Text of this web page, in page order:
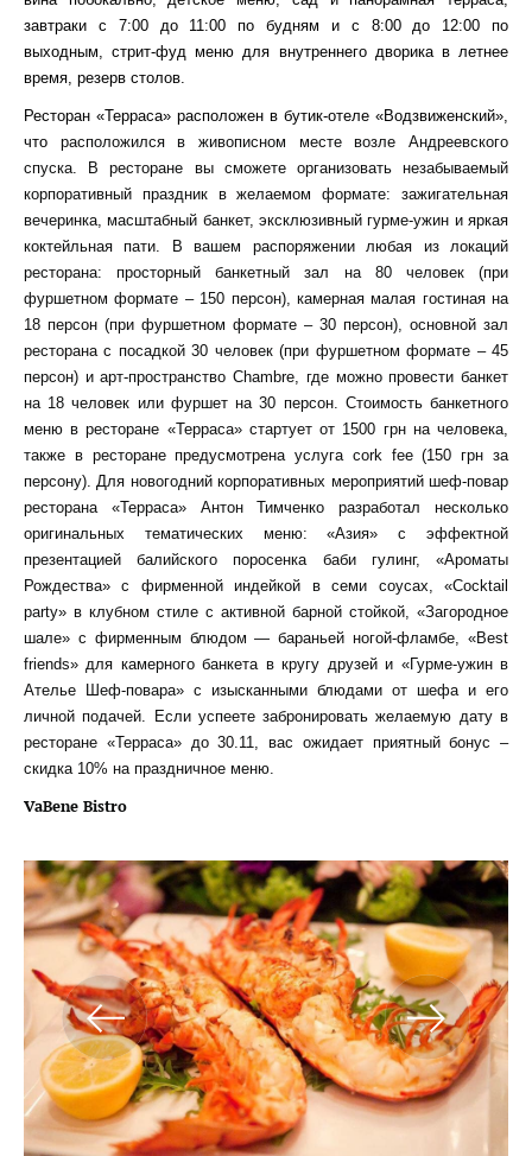
завтраки с 7:00 до 11:00 по будням и с 8:00 до 12:00 по
выходным, стрит-фуд меню для внутреннего дворика в летнее
время, резерв столов.
Ресторан «Терраса» расположен в бутик-отеле «Водзвиженский»,
что расположился в живописном месте возле Андреевского
спуска. В ресторане вы сможете организовать незабываемый
корпоративный праздник в желаемом формате: зажигательная
вечеринка, масштабный банкет, эксклюзивный гурме-ужин и яркая
коктейльная пати. В вашем распоряжении любая из локаций
ресторана: просторный банкетный зал на 80 человек (при
фуршетном формате – 150 персон), камерная малая гостиная на
18 персон (при фуршетном формате – 30 персон), основной зал
ресторана с посадкой 30 человек (при фуршетном формате – 45
персон) и арт-пространство Chambre, где можно провести банкет
на 18 человек или фуршет на 30 персон. Стоимость банкетного
меню в ресторане «Терраса» стартует от 1500 грн на человека,
также в ресторане предусмотрена услуга cork fee (150 грн за
персону). Для новогодний корпоративных мероприятий шеф-повар
ресторана «Терраса» Антон Тимченко разработал несколько
оригинальных тематических меню: «Азия» с эффектной
презентацией балийского поросенка баби гулинг, «Ароматы
Рождества» с фирменной индейкой в семи соусах, «Cocktail
party» в клубном стиле с активной барной стойкой, «Загородное
шале» с фирменным блюдом — бараньей ногой-фламбе, «Best
friends» для камерного банкета в кругу друзей и «Гурме-ужин в
Ателье Шеф-повара» с изысканными блюдами от шефа и его
личной подачей. Если успеете забронировать желаемую дату в
ресторане «Терраса» до 30.11, вас ожидает приятный бонус –
скидка 10% на праздничное меню.
VaBene Bistro